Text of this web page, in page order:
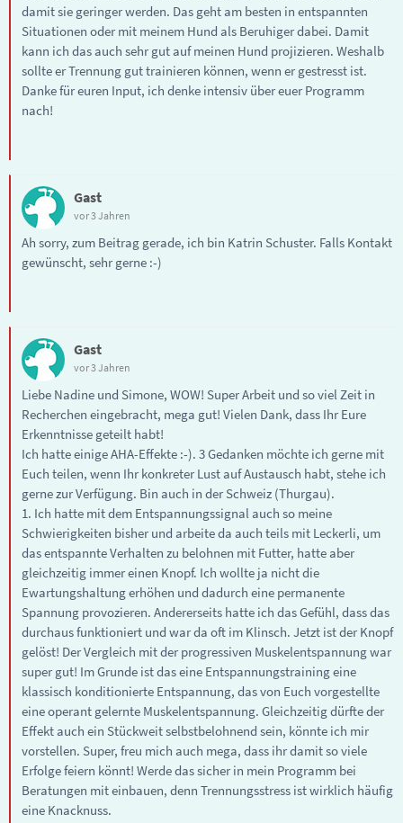
damit sie geringer werden. Das geht am besten in entspannten
Situationen oder mit meinem Hund als Beruhiger dabei. Damit
kann ich das auch sehr gut auf meinen Hund projizieren. Weshalb
sollte er Trennung gut trainieren können, wenn er gestresst ist.
Danke für euren Input, ich denke intensiv über euer Programm
nach!
Gast
vor 3 Jahren
Ah sorry, zum Beitrag gerade, ich bin Katrin Schuster. Falls Kontakt
gewünscht, sehr gerne :-)
Gast
vor 3 Jahren
Liebe Nadine und Simone, WOW! Super Arbeit und so viel Zeit in
Recherchen eingebracht, mega gut! Vielen Dank, dass Ihr Eure
Erkenntnisse geteilt habt!
Ich hatte einige AHA-Effekte :-). 3 Gedanken möchte ich gerne mit
Euch teilen, wenn Ihr konkreter Lust auf Austausch habt, stehe ich
gerne zur Verfügung. Bin auch in der Schweiz (Thurgau).
1. Ich hatte mit dem Entspannungssignal auch so meine
Schwierigkeiten bisher und arbeite da auch teils mit Leckerli, um
das entspannte Verhalten zu belohnen mit Futter, hatte aber
gleichzeitig immer einen Knopf. Ich wollte ja nicht die
Ewartungshaltung erhöhen und dadurch eine permanente
Spannung provozieren. Andererseits hatte ich das Gefühl, dass das
durchaus funktioniert und war da oft im Klinsch. Jetzt ist der Knopf
gelöst! Der Vergleich mit der progressiven Muskelentspannung war
super gut! Im Grunde ist das eine Entspannungstraining eine
klassisch konditionierte Entspannung, das von Euch vorgestellte
eine operant gelernte Muskelentspannung. Gleichzeitig dürfte der
Effekt auch ein Stückweit selbstbelohnend sein, könnte ich mir
vorstellen. Super, freu mich auch mega, dass ihr damit so viele
Erfolge feiern könnt! Werde das sicher in mein Programm bei
Beratungen mit einbauen, denn Trennungsstress ist wirklich häufig
eine Knacknuss.